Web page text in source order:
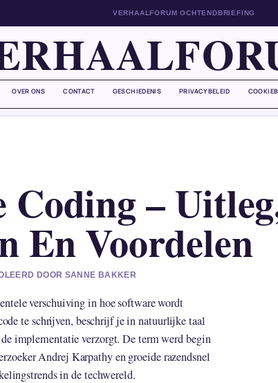
VERHAALFORUM OCHTENDBRIEFING
OVER ONS CONTACT GESCHIEDENIS PRIVACYBELEID
Coding –
En Voordelen
DOOR SANNE BAKKER
verschuiving in hoe software wordt
te schrijven, beschrijf je in natuurlijke taal
implementatie verzorgt. De term werd begin
Andrej Karpathy en groeide razendsnel
in de techwereld.